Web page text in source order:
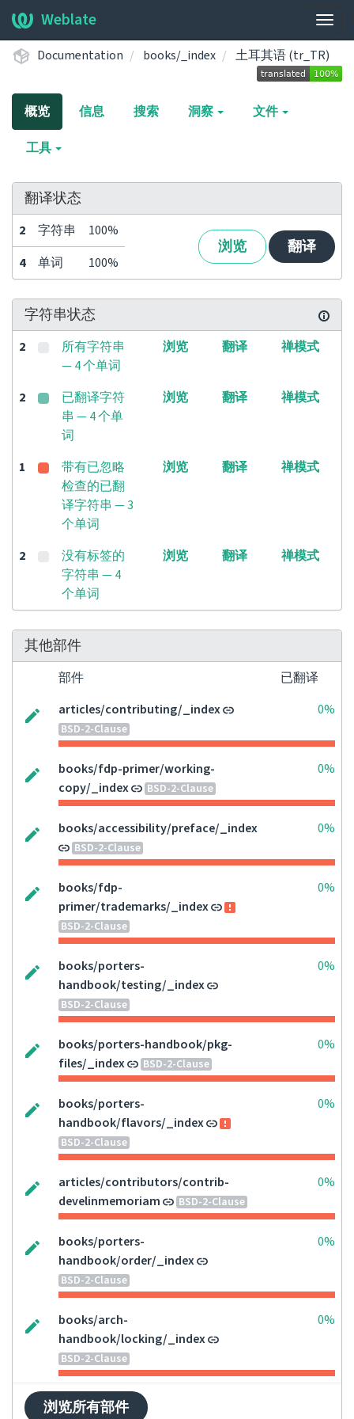
展
开/
收
起
Weblate
Documentation books/_index 土耳其语 (tr_TR)
概览 信息 搜索 洞察 文件
工具
翻译状态
2 字符串 100%
浏览 翻译
4 单词 100%
字符串状态
2
所有字符串
— 4 个单词
浏览 翻译 禅模式
2
已翻译字符
串 — 4 个单
词
浏览 翻译 禅模式
1
带有已忽略
检查的已翻
译字符串 — 3
个单词
浏览 翻译 禅模式
2
没有标签的
字符串 — 4
个单词
浏览 翻译 禅模式
其他部件
部件
已翻译
articles/contributing/_index
BSD-2-Clause
0%
books/fdp-primer/working-
copy/_index
BSD-2-Clause
0%
books/accessibility/preface/_index
BSD-2-Clause
0%
books/fdp-
primer/trademarks/_index
BSD-2-Clause
0%
books/porters-
handbook/testing/_index
BSD-2-Clause
0%
books/porters-handbook/pkg-
files/_index
BSD-2-Clause
0%
books/porters-
handbook/flavors/_index
BSD-2-Clause
0%
articles/contributors/contrib-
develinmemoriam
BSD-2-Clause
0%
books/porters-
handbook/order/_index
BSD-2-Clause
0%
books/arch-
handbook/locking/_index
BSD-2-Clause
0%
浏览所有部件